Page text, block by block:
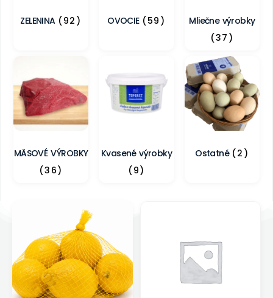
ZELENINA (92) OVOCIE (59)
Mliečne výrobky
(37)
MÄSOVÉ VÝROBKY
(36)
Kvasené výrobky
(9)
Ostatné (2)